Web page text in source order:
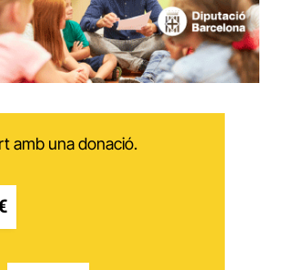
amb una donació.